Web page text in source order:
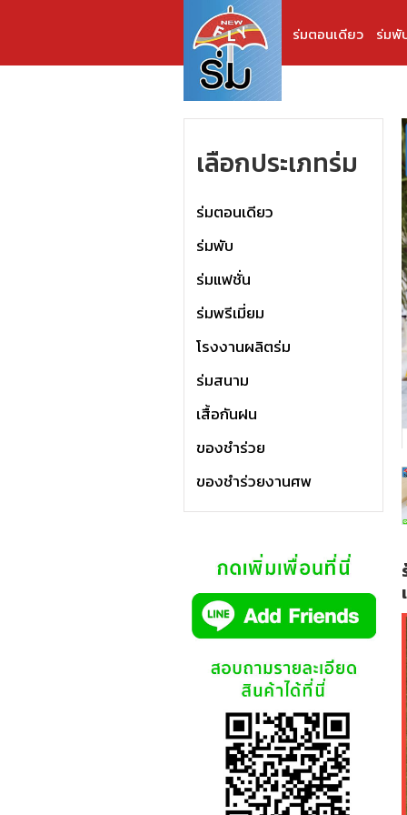
ร่มตอนเดียว ร่มพั
เลือกประเภทร่ม
ร่มตอนเดียว
ร่มพับ
ร่มแฟชั่น
ร่มพรีเมี่ยม
โรงงานผลิตร่ม
ร่มสนาม
เสื้อกันฝน
ของชำร่วย
ของชำร่วยงานศพ